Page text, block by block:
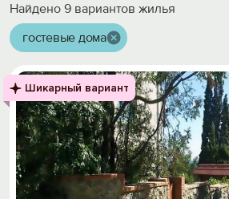
Найдено 9 вариантов жилья
гостевые дома
Шикарный вариант